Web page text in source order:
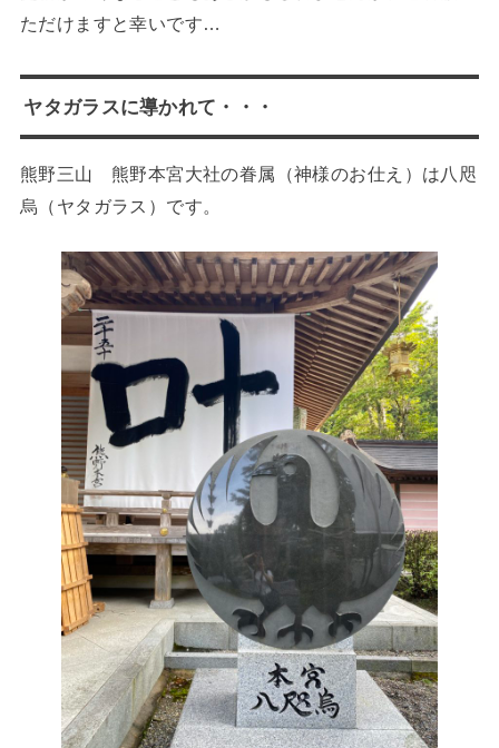
ただけますと幸いです…
ヤタガラスに導かれて・・・
熊野三山 熊野本宮大社の眷属（神様のお仕え）は八咫
烏（ヤタガラス）です。